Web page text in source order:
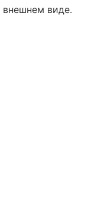
внешнем виде.